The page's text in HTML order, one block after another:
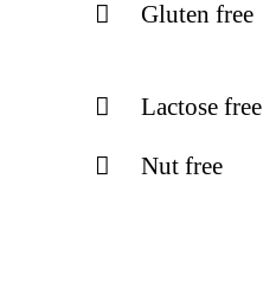
Gluten free
Lactose free
Nut free